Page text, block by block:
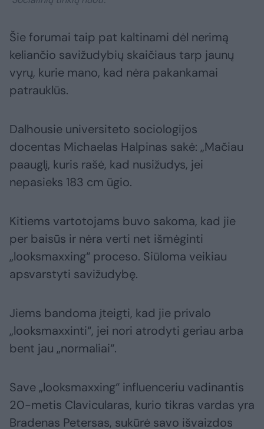
Šie forumai taip pat kaltinami dėl nerimą
keliančio savižudybių skaičiaus tarp jaunų
vyrų, kurie mano, kad nėra pakankamai
patrauklūs.
Dalhousie universiteto sociologijos
docentas Michaelas Halpinas sakė: „Mačiau
paauglį, kuris rašė, kad nusižudys, jei
nepasieks 183 cm ūgio.
Kitiems vartotojams buvo sakoma, kad jie
per baisūs ir nėra verti net išmėginti
„looksmaxxing“ proceso. Siūloma veikiau
apsvarstyti savižudybę.
Jiems bandoma įteigti, kad jie privalo
„looksmaxxinti“, jei nori atrodyti geriau arba
bent jau „normaliai“.
Save „looksmaxxing“ influenceriu vadinantis
20-metis Clavicularas, kurio tikras vardas yra
Bradenas Petersas, sukūrė savo išvaizdos